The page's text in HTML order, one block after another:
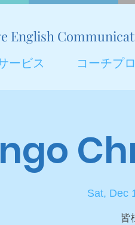
English
ービス コーチプ
Sat, Dec
皆